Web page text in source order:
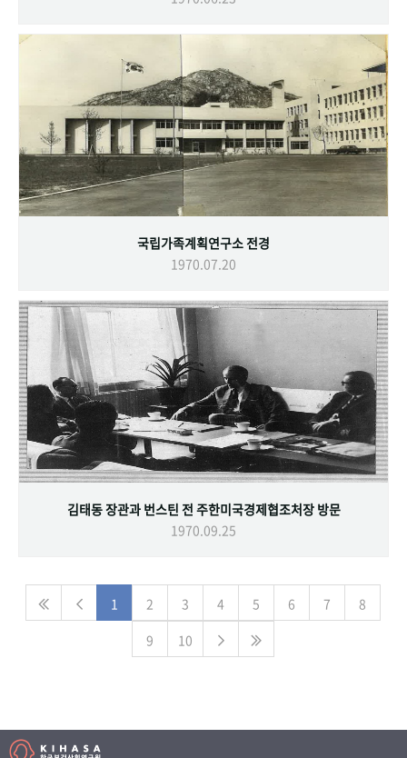
국립가족계획연구소 전경
1970.07.20
김태동 장관과 번스틴 전 주한미국경제협조처장 방문
1970.09.25
1 2 3 4 5 6 7
8
9
10